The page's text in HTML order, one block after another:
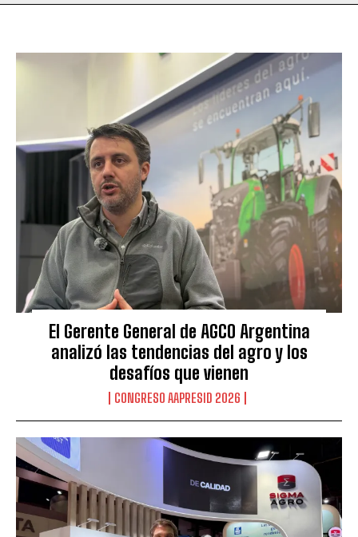
El Gerente General de AGCO Argentina
analizó las tendencias del agro y los
desafíos que vienen
CONGRESO AAPRESID 2026